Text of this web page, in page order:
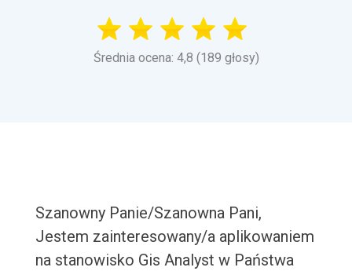
Średnia ocena: 4,8 (189 głosy)
Szanowny Panie/Szanowna Pani,
Jestem zainteresowany/a aplikowaniem
na stanowisko Gis Analyst w Państwa